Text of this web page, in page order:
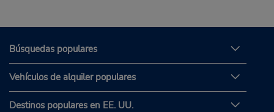
Búsquedas populares
Vehículos de alquiler populares
Destinos populares en EE. UU.